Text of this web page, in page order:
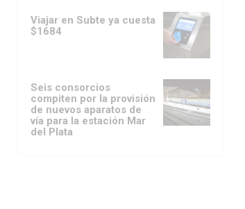
Viajar en Subte ya cuesta
$1684
Seis consorcios
compiten por la provisión
de nuevos aparatos de
vía para la estación Mar
del Plata